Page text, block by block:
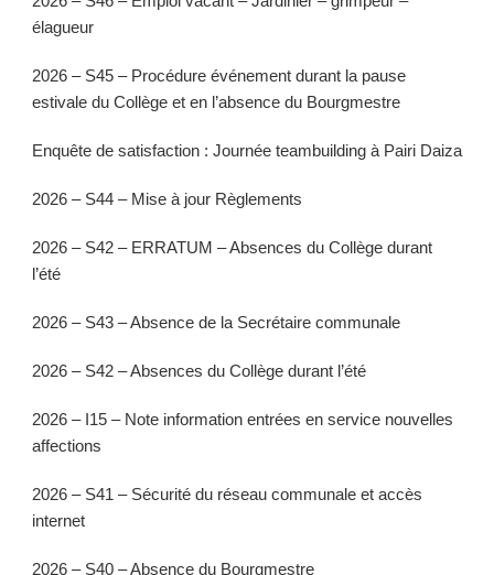
élagueur
2026 – S45 – Procédure événement durant la pause
estivale du Collège et en l’absence du Bourgmestre
Enquête de satisfaction : Journée teambuilding à Pairi Daiza
2026 – S44 – Mise à jour Règlements
2026 – S42 – ERRATUM – Absences du Collège durant
l’été
2026 – S43 – Absence de la Secrétaire communale
2026 – S42 – Absences du Collège durant l’été
2026 – I15 – Note information entrées en service nouvelles
affections
2026 – S41 – Sécurité du réseau communale et accès
internet
2026 – S40 – Absence du Bourgmestre